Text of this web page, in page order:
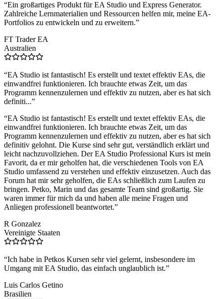
“Ein großartiges Produkt für EA Studio und Express Generator.
Zahlreiche Lernmaterialien und Ressourcen helfen mir, meine EA-
Portfolios zu entwickeln und zu erweitern.”
FT Trader EA
Australien
“EA Studio ist fantastisch! Es erstellt und textet effektiv EAs, die
einwandfrei funktionieren. Ich brauchte etwas Zeit, um das
Programm kennenzulernen und effektiv zu nutzen, aber es hat sich
definiti...”
“EA Studio ist fantastisch! Es erstellt und textet effektiv EAs, die
einwandfrei funktionieren. Ich brauchte etwas Zeit, um das
Programm kennenzulernen und effektiv zu nutzen, aber es hat sich
definitiv gelohnt. Die Kurse sind sehr gut, verständlich erklärt und
leicht nachzuvollziehen. Der EA Studio Professional Kurs ist mein
Favorit, da er mir geholfen hat, die verschiedenen Tools von EA
Studio umfassend zu verstehen und effektiv einzusetzen. Auch das
Forum hat mir sehr geholfen, die EAs schließlich zum Laufen zu
bringen. Petko, Marin und das gesamte Team sind großartig. Sie
waren immer für mich da und haben alle meine Fragen und
Anliegen professionell beantwortet.”
R Gonzalez
Vereinigte Staaten
“Ich habe in Petkos Kursen sehr viel gelernt, insbesondere im
Umgang mit EA Studio, das einfach unglaublich ist.”
Luis Carlos Getino
Brasilien